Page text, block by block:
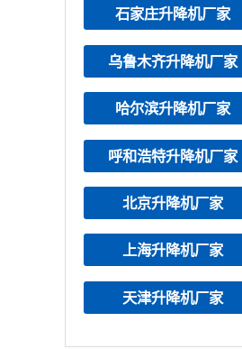
石家庄升降机厂家
乌鲁木齐升降机厂家
哈尔滨升降机厂家
呼和浩特升降机厂家
北京升降机厂家
上海升降机厂家
天津升降机厂家